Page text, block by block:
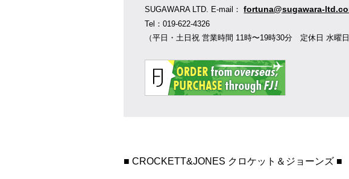
SUGAWARA LTD. E-mail：fortuna@sugawara-
Tel：019-622-4326
（平日・土日祝 営業時間 11時〜19時30分 定休日 水曜日
■ CROCKETT&JONES クロケット＆ジョーンズ ■